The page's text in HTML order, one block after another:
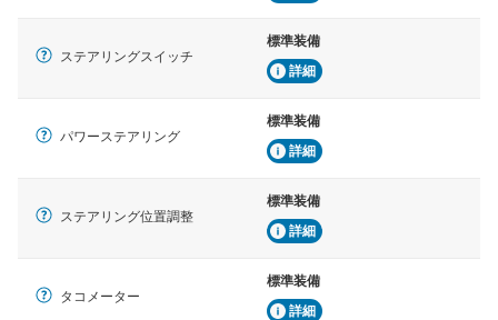
ステアリングスイッチ
標準装備
詳細
パワーステアリング
標準装備
詳細
ステアリング位置調整
標準装備
詳細
タコメーター
標準装備
詳細